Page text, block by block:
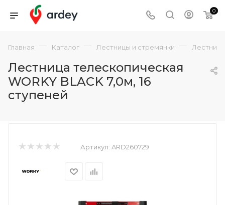
0
Главная — Каталог — Лестницы и стремянки —
Лестница телескопическая
WORKY BLACK 7,0м, 16
ступеней
Артикул: ARD260729